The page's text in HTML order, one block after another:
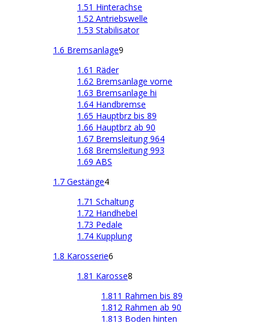
1.51 Hinterachse
1.52 Antriebswelle
1.53 Stabilisator
1.6 Bremsanlage9
1.61 Räder
1.62 Bremsanlage vorne
1.63 Bremsanlage hi
1.64 Handbremse
1.65 Hauptbrz bis 89
1.66 Hauptbrz ab 90
1.67 Bremsleitung 964
1.68 Bremsleitung 993
1.69 ABS
1.7 Gestänge4
1.71 Schaltung
1.72 Handhebel
1.73 Pedale
1.74 Kupplung
1.8 Karosserie6
1.81 Karosse8
1.811 Rahmen bis 89
1.812 Rahmen ab 90
1.813 Boden hinten